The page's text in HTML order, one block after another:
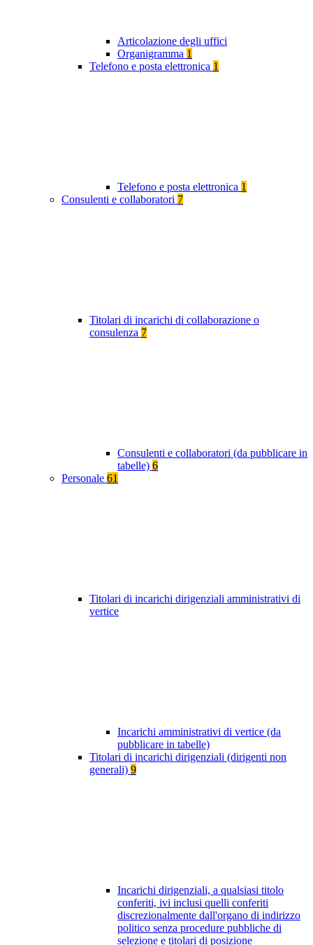
Articolazione degli uffici
Organigramma 1
Telefono e posta elettronica 1
Telefono e posta elettronica 1
Consulenti e collaboratori 7
Titolari di incarichi di collaborazione o
consulenza 7
Consulenti e collaboratori (da pubblicare in
tabelle) 6
Personale 61
Titolari di incarichi dirigenziali amministrativi di
vertice
Incarichi amministrativi di vertice (da
pubblicare in tabelle)
Titolari di incarichi dirigenziali (dirigenti non
generali) 9
Incarichi dirigenziali, a qualsiasi titolo
conferiti, ivi inclusi quelli conferiti
discrezionalmente dall'organo di indirizzo
politico senza procedure pubbliche di
selezione e titolari di posizione